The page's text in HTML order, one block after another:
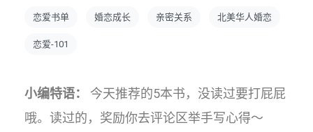
恋爱书单 婚恋成长 亲密关系 北美华人婚恋
恋爱-101
小编特语：
今天推荐的5本书，没读过要打屁屁
哦。读过的，奖励你去评论区举手写心得～